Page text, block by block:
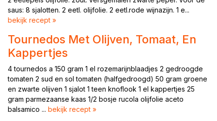
saus: 8 sjalotten. 2 eetl. olijfolie. 2 eetl.rode wijnazijn. 1 e...
bekijk recept »
Tournedos Met Olijven, Tomaat, En
Kappertjes
4 tournedos a 150 gram 1 el rozemarijnblaadjes 2 gedroogde
tomaten 2 sud en sol tomaten (halfgedroogd) 50 gram groene
en zwarte olijven 1 sjalot 1 teen knoflook 1 el kappertjes 25
gram parmezaanse kaas 1/2 bosje rucola olijfolie aceto
balsamico ... bekijk recept »